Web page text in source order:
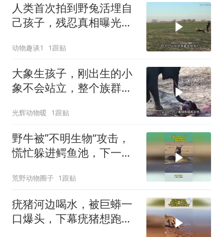
人类首次拍到野兔活埋自
己孩子，残忍真相曝光后
动物趣谈1 1跟贴
大象生孩子，刚出生的小
象不会站立，整个族群帮
光辉动物暖 1跟贴
野牛被”不明生物“攻击，
慌忙躲进鳄鱼池，下一幕
荒野动物圈子 1跟贴
疣猪河边喝水，被巨蟒一
口爆头，下幕疣猪想跑也